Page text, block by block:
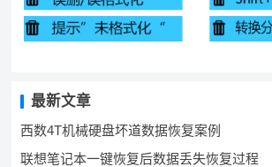
最新文章
西数4T机械硬盘坏道数据恢复案例
联想笔记本一键恢复后数据丢失恢复过程